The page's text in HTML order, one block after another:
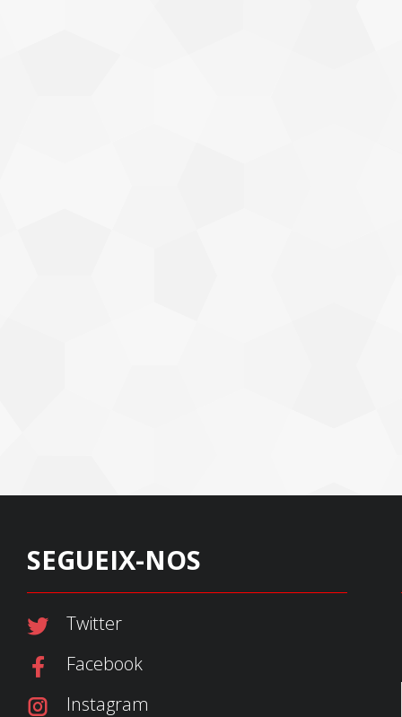
SEGUEIX-NOS
Twitter
Facebook
Instagram